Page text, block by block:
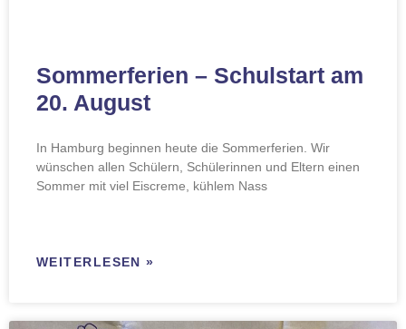
Sommerferien – Schulstart am
20. August
In Hamburg beginnen heute die Sommerferien. Wir
wünschen allen Schülern, Schülerinnen und Eltern einen
Sommer mit viel Eiscreme, kühlem Nass
WEITERLESEN »